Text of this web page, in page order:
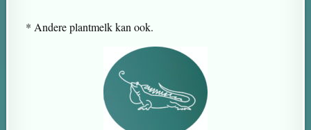
* Andere plantmelk kan ook.